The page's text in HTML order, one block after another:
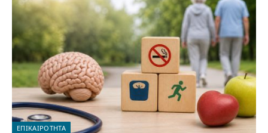
ΕΠΙΚΑΙΡΟΤΗΤΑ